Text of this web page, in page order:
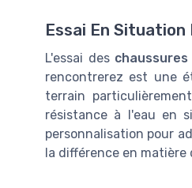
Essai En
L'essai des
rencontrerez est une
terrain
résistance à l'eau en
personnalisation pour
la différence en